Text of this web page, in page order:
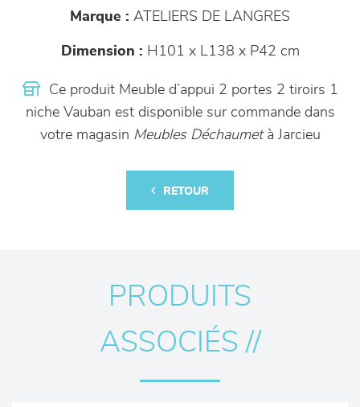
Marque : ATELIERS DE LANGRES
Dimension : H101 x L138 x P42 cm
Ce produit Meuble d’appui 2 portes 2 tiroirs 1
niche Vauban est disponible sur commande dans
votre magasin Meubles Déchaumetà Jarcieu
RETOUR
PRODUITS
ASSOCIÉS //